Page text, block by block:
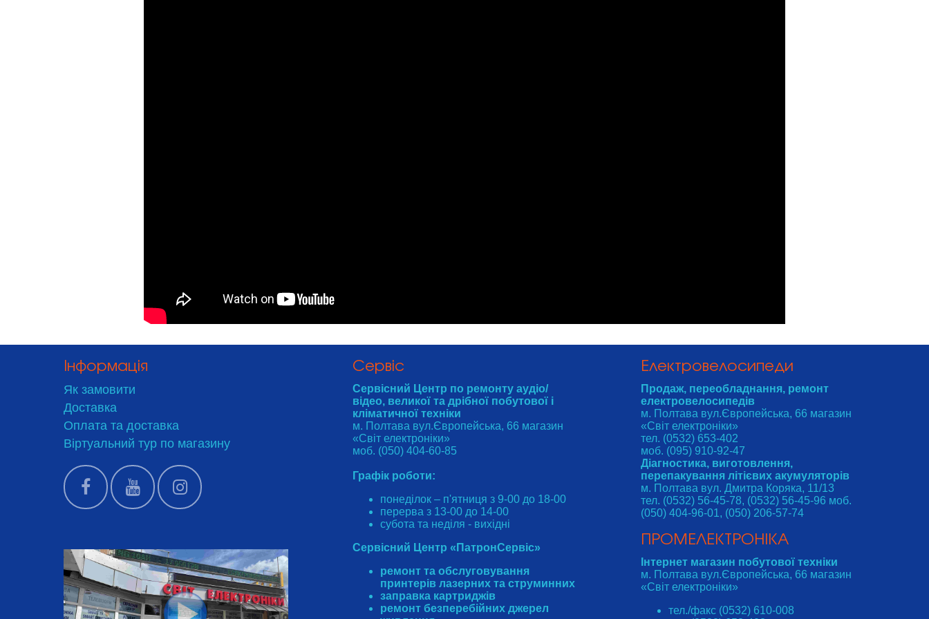
Інформація
Як замовити
Доставка
Оплата та доставка
Віртуальний тур по магазину
Cервіс
Сервісний Центр по ремонту аудіо/
відео, великої та дрібної побутової і
кліматичної техніки
м. Полтава вул.Європейська, 66 магазин
«Світ електроніки»
моб. (050) 404-60-85
Графік роботи:
понеділок – п'ятниця з 9-00 до 18-00
перерва з 13-00 до 14-00
субота та неділя - вихідні
Сервісний Центр «ПатронСервіс»
ремонт та обслуговування
принтерів лазерних та струминних
заправка картриджів
ремонт безперебійних джерел
Електровелосипеди
Продаж, переобладнання, ремонт
електровелосипедів
м. Полтава вул.Європейська, 66 магазин
«Світ електроніки»
тел. (0532) 653-402
моб. (095) 910-92-47
Діагностика, виготовлення,
перепакування літієвих акумуляторів
м. Полтава вул. Дмитра Коряка, 11/13
тел. (0532) 56-45-78, (0532) 56-45-96 моб.
(050) 404-96-01, (050) 206-57-74
ПРОМЕЛЕКТРОНІКА
Інтернет магазин побутової техніки
м. Полтава вул.Європейська, 66 магазин
«Світ електроніки»
тел./факс (0532) 610-008